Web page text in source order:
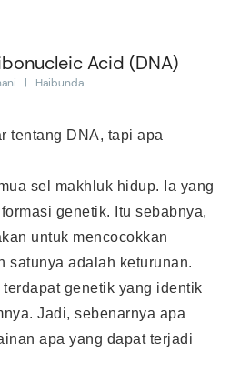
Acid (DNA)
Nanie Wardhani | Haibunda
tentang DNA, tapi apa
sel makhluk hidup. Ia yang
genetik. Itu sebabnya,
untuk mencocokkan
satunya adalah keturunan.
genetik yang identik
Jadi, sebenarnya apa
apa yang dapat terjadi